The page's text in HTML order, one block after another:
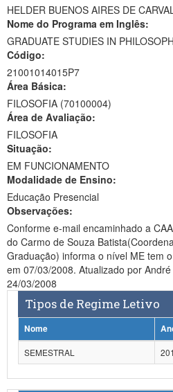
Ministério da Educação
Ministério da Cidadania
Ministério da Saúde
Ministério da Ciência, Tecnologia, Inovações e
Ministério do Meio Ambiente
Ministério do Turismo
Ministério do Desenvolvimento Regional
Ministério da Mulher, da Família e dos Direitos
Secretaria-Geral
Secretaria de Governo
HELDER BUENOS AIRES DE
Nome do Programa em Inglês:
GRADUATE STUDIES IN
Código:
21001014015P7
Área Básica:
FILOSOFIA (70100004)
Área de Avaliação:
FILOSOFIA
Situação:
EM FUNCIONAMENTO
Modalidade de Ensino:
Educação Presencial
Observações:
Conforme e-mail encaminhado a
do Carmo de Souza
Graduação) informa o nível ME tem
em 07/03/2008. Atualizado por
24/03/2008
Tipos de Regime Letivo
Nome
SEMESTRAL